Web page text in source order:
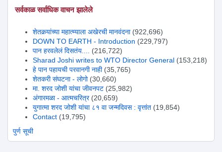
सर्वकाळ सर्वाधिक वाचन झालेले
शेतकर्‍यांच्या महात्म्याला अखेरची मानवंदना (922,696)
DOWN TO EARTH - Introduction (229,797)
पान हरवलेलं दिसतंय.... (216,722)
Sharad Joshi writes to WTO Director General (153,218)
हे पान पहायची परवानगी नाही (35,765)
शेतकरी संघटना - लोगो (30,660)
मा. शरद जोशी यांचा जीवनपट (25,982)
अंगारमळा - आत्मचरित्र (20,659)
युगात्मा शरद जोशी यांचा ८१ वा जन्मदिवस : वृत्तांत (19,854)
Contact (19,795)
पुर्ण सूची